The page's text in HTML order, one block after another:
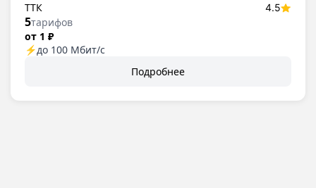
ТТК 4.5
5тарифов
от 1 ₽
⚡до 100 Мбит/с
Подробнее